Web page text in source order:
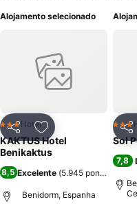
mini-bar, ar-condicionado/
recepção com atendimento
serviços de quarto, salas de
privado. Os hóspedes
restaurante com pequeno-
satélite, o hotel dispõe de
150 pessoas. Outras
Alojamento selecionado
PartilharAdicionar aos
3 Estrelas
Hotel
KAKTUS Hotel
Benikaktus
8,5 Excelente (5.945 pontuações
Benidorm, Espanha
3
Sol
7,8